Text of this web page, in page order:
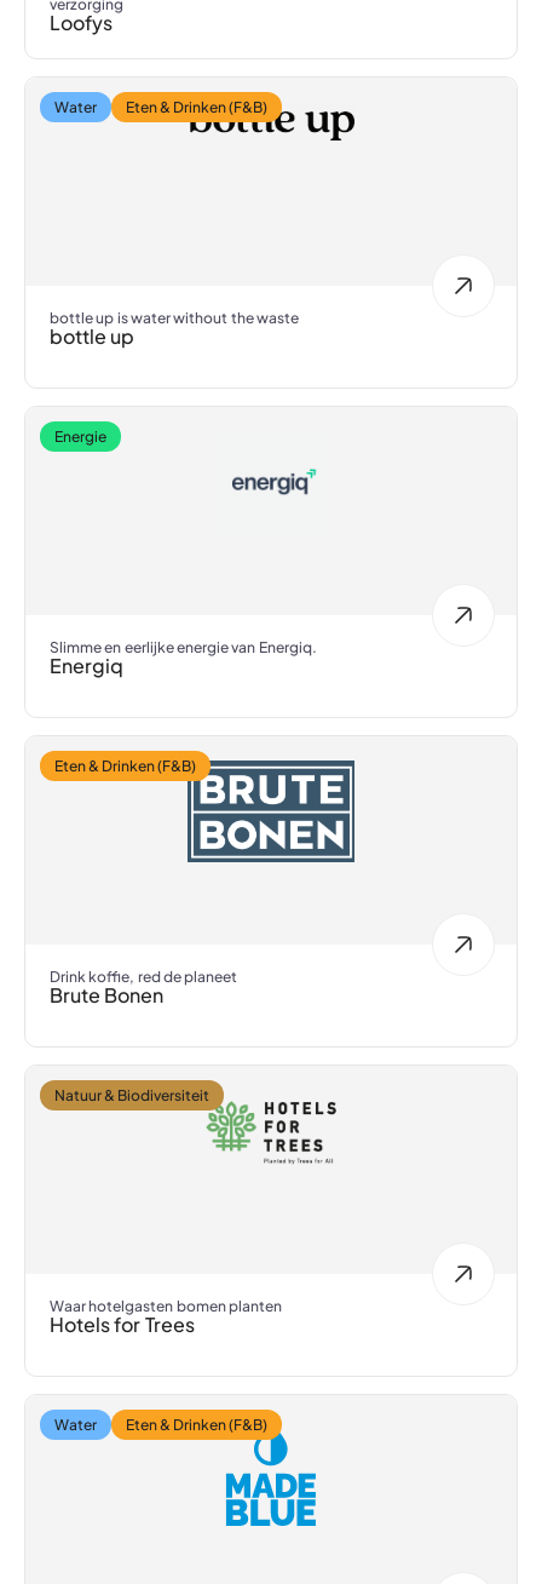
verzorging
Loofys
Water Eten & Drinken (F&B)
bottle up is water without the waste
bottle up
Energie
Slimme en eerlijke energie van Energiq.
Energiq
Eten & Drinken (F&B)
Drink koffie, red de planeet
Brute Bonen
Natuur & Biodiversiteit
Waar hotelgasten bomen planten
Hotels for Trees
Water Eten & Drinken (F&B)